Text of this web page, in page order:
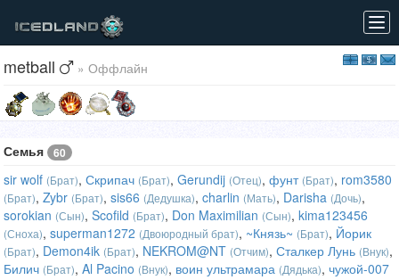
metball » Оффлайн
Семья 60
sir wolf (Брат), Скрипач (Брат), Gerundij (Отец), фунт (Брат), rom3580
(Брат), Zybr (Брат), sis66 (Дедушка), charlin (Мать), Darisha (Дочь),
sorokian (Сын), Scofild (Брат), Don Maximilian (Сын), kima123456
(Сноха), superman1272 (Двоюродный брат), ~Князь~ (Брат), Йорик
(Брат), Demon4ik (Брат), NEKROM@NT (Отчим), Сталкер Лунь (Внук),
Билич (Брат), Al Pacino (Внук), воин ультрамара (Дядька), чужой-007